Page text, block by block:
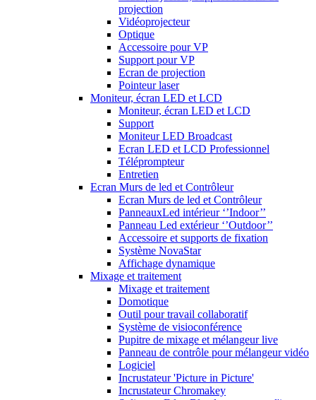
projection
Vidéoprojecteur
Optique
Accessoire pour VP
Support pour VP
Ecran de projection
Pointeur laser
Moniteur, écran LED et LCD
Moniteur, écran LED et LCD
Support
Moniteur LED Broadcast
Ecran LED et LCD Professionnel
Téléprompteur
Entretien
Ecran Murs de led et Contrôleur
Ecran Murs de led et Contrôleur
PanneauxLed intérieur ‘’Indoor’’
Panneau Led extérieur ‘’Outdoor’’
Accessoire et supports de fixation
Système NovaStar
Affichage dynamique
Mixage et traitement
Mixage et traitement
Domotique
Outil pour travail collaboratif
Système de visioconférence
Pupitre de mixage et mélangeur live
Panneau de contrôle pour mélangeur vidéo
Logiciel
Incrustateur 'Picture in Picture'
Incrustateur Chromakey